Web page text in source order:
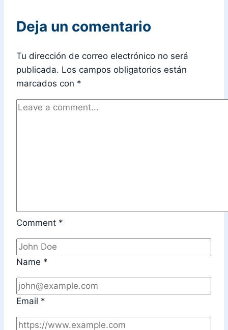
Deja un comentario
Tu dirección de correo electrónico no será
publicada. Los campos obligatorios están
marcados con *
Comment *
Name *
Email *